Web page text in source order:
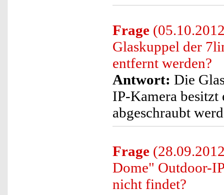
Frage
Glaskuppel der
entfernt werden?
Antwort: Die
IP-Kamera
abgeschraubt
Frage
Dome" Outdoor-
nicht findet?